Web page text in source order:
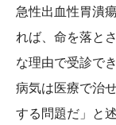
急性出血性胃潰
れば、命を落と
な理由で受診で
病気は医療で治
する問題だ」と